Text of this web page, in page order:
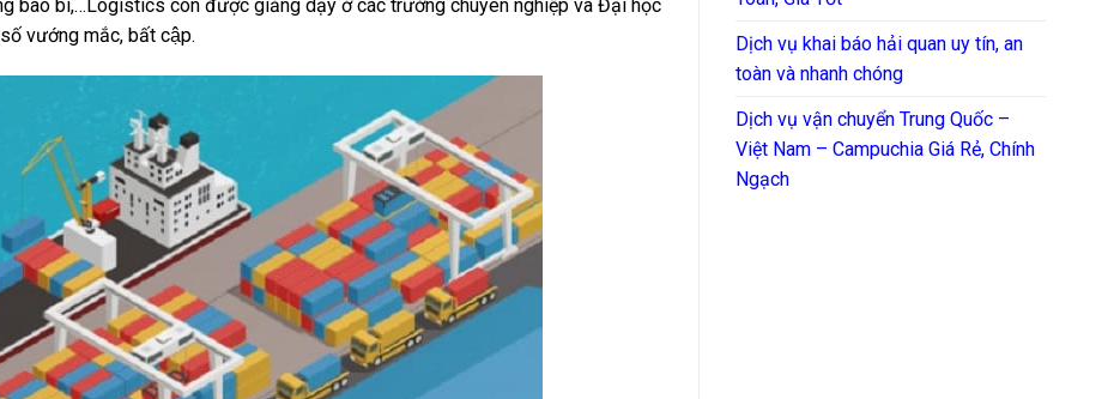
bao bì,…Logistics còn được giảng dạy ở các trường chuyên nghiệp và Đại học
vướng mắc, bất cập.
Dịch vụ khai báo hải quan uy tín, an
toàn và nhanh chóng
Dịch vụ vận chuyển Trung Quốc –
Việt Nam – Campuchia Giá Rẻ, Chính
Ngạch